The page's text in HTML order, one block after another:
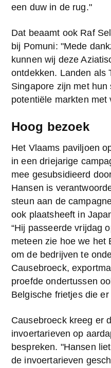
een duw in de rug."
Dat beaamt ook Raf
bij Pomuni: "Mede
kunnen wij deze
ontdekken. Landen als
Singapore zijn met
potentiële markten met
Hoog bezoek
Het Vlaams paviljoen
in een driejarige
mee gesubsidieerd
Hansen is
steun aan de
ook plaatsheeft in
“Hij passeerde vrijdag
meteen zie hoe we het
om de bedrijven te
Causebroeck,
proefde ondertussen
Belgische frietjes die
Causebroeck kreeg er
invoertarieven op
bespreken. "Hansen
de invoertarieven